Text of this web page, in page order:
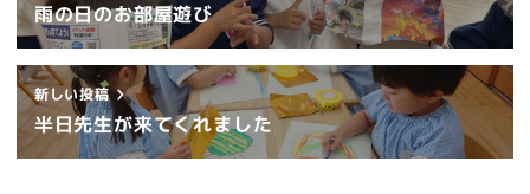
雨の日のお部屋遊び
新しい投稿
半日先生が来てくれました